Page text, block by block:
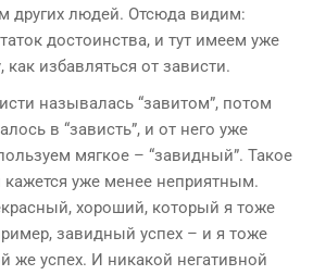
других людей. Отсюда видим:
достоинства, и тут имеем уже
избавляться от зависти.
называлась “завитом”, потом
в “зависть”, и от него уже
мягкое – “завидный”. Такое
кажется уже менее неприятным.
хороший, который я тоже
завидный успех – и я тоже
же успех. И никакой негативной